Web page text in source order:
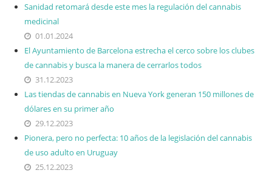
Sanidad retomará desde este mes la regulación del cannabis
medicinal
01.01.2024
El Ayuntamiento de Barcelona estrecha el cerco sobre los clubes
de cannabis y busca la manera de cerrarlos todos
31.12.2023
Las tiendas de cannabis en Nueva York generan 150 millones de
dólares en su primer año
29.12.2023
Pionera, pero no perfecta: 10 años de la legislación del cannabis
de uso adulto en Uruguay
25.12.2023